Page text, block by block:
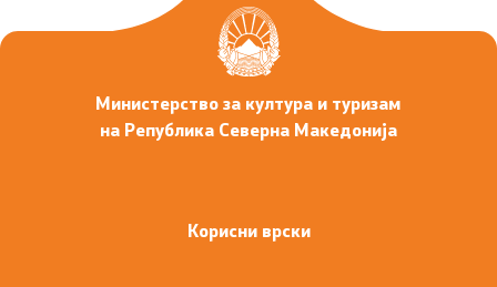
Министерство за култура и туризам
на Република Северна Македонија
Корисни врски